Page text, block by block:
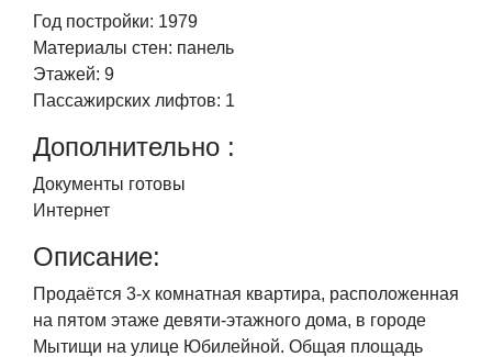
Год постройки: 1979
Материалы стен: панель
Этажей: 9
Пассажирских лифтов: 1
Дополнительно :
Документы готовы
Интернет
Описание:
Продаётся 3-х комнатная квартира, расположенная
на пятом этаже девяти-этажного дома, в городе
Мытищи на улице Юбилейной. Общая площадь